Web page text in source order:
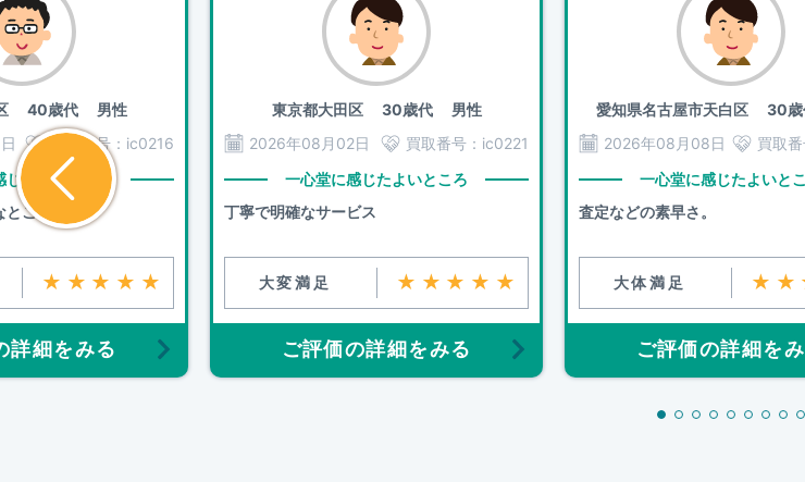
40歳代 男性
買取番号： ic0216
じたよいところ
ころ
★★★★★
詳細をみる
東京都大田区30歳代 男性
2026年08月02日
買取番号： ic0221
一心堂に感じたよいところ
丁寧で明確なサービス
大変満足 ★★★★★
ご評価の詳細をみる
愛知県名古屋市天白区30歳
2026年08月08日
買取番
一心堂に感じたよいと
査定などの素早さ。
大体満足
ご評価の詳細を